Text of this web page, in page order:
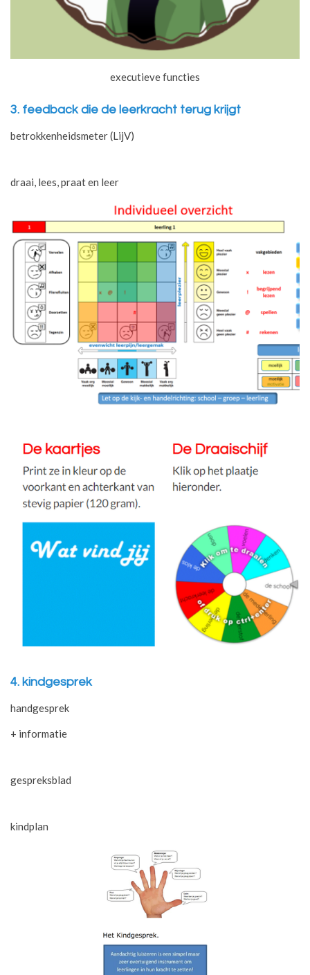
executieve functies
3. feedback die de leerkracht terug krijgt
betrokkenheidsmeter (LijV)
draai, lees, praat en leer
4. kindgesprek
handgesprek
+ informatie
gespreksblad
kindplan